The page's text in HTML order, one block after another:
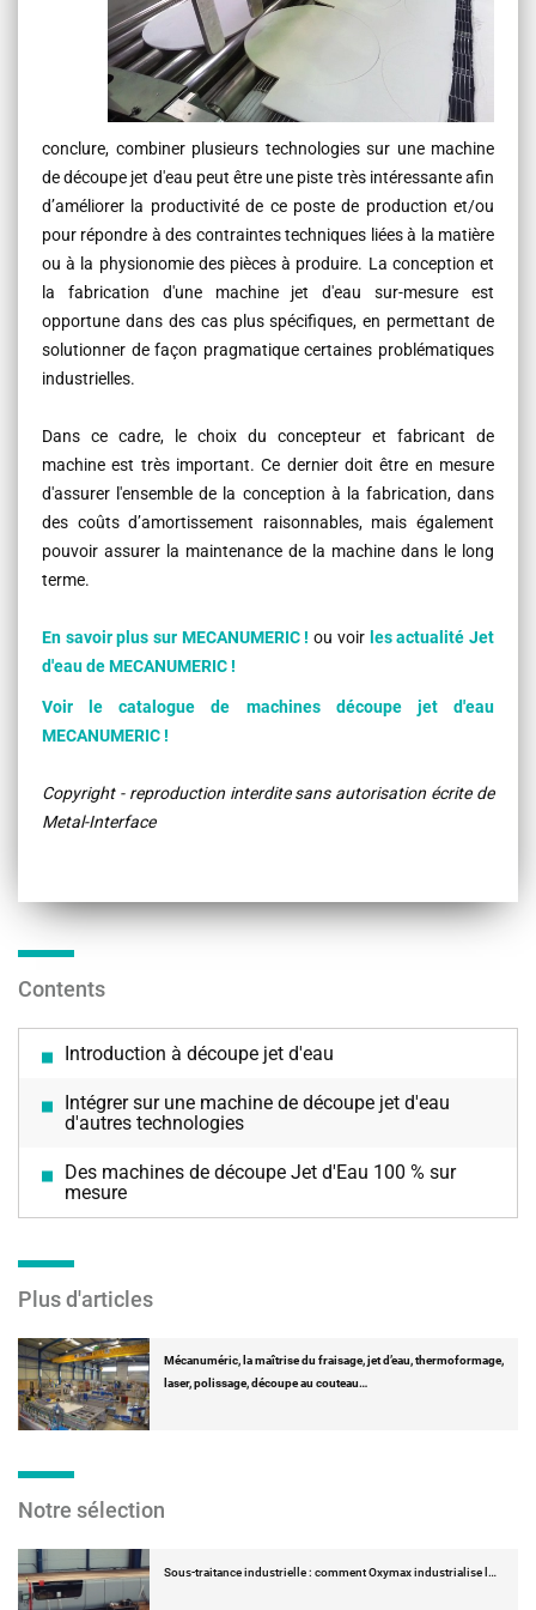
conclure, combiner plusieurs technologies sur une machine
de découpe jet d'eau peut être une piste très intéressante afin
d’améliorer la productivité de ce poste de production et/ou
pour répondre à des contraintes techniques liées à la matière
ou à la physionomie des pièces à produire. La conception et
la fabrication d'une machine jet d'eau sur-mesure est
opportune dans des cas plus spécifiques, en permettant de
solutionner de façon pragmatique certaines problématiques
industrielles.
Dans ce cadre, le choix du concepteur et fabricant de
machine est très important. Ce dernier doit être en mesure
d'assurer l'ensemble de la conception à la fabrication, dans
des coûts d’amortissement raisonnables, mais également
pouvoir assurer la maintenance de la machine dans le long
terme.
En savoir plus sur MECANUMERIC ! ou voir les actualité Jet
d'eau de MECANUMERIC !
Voir le catalogue de machines découpe jet d'eau
MECANUMERIC !
Copyright - reproduction interdite sans autorisation écrite de
Metal-Interface
Contents
Introduction à découpe jet d'eau
Intégrer sur une machine de découpe jet d'eau
d'autres technologies
Des machines de découpe Jet d'Eau 100 % sur
mesure
Plus d'articles
Mécanuméric, la maîtrise du fraisage, jet d’eau, thermoformage,
laser, polissage, découpe au couteau…
Notre sélection
Sous-traitance industrielle : comment Oxymax industrialise l…